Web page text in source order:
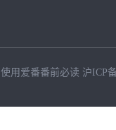
使用爱番番前必读 沪ICP